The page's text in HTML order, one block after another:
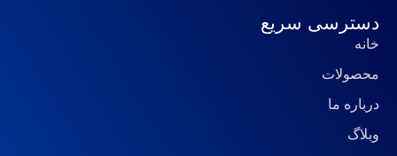
دسترسی سریع
خانه
محصولات
درباره ما
وبلاگ